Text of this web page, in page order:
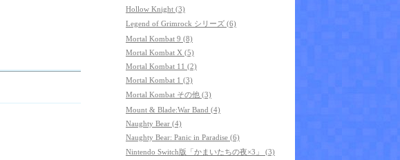
Hollow Knight (3)
Legend of Grimrock シリーズ (6)
Mortal Kombat 9 (8)
Mortal Kombat X (5)
Mortal Kombat 11 (2)
Mortal Kombat 1 (3)
Mortal Kombat その他 (3)
Mount & Blade:War Band (4)
Naughty Bear (4)
Naughty Bear: Panic in Paradise (6)
Nintendo Switch版「かまいたちの夜×3」 (3)